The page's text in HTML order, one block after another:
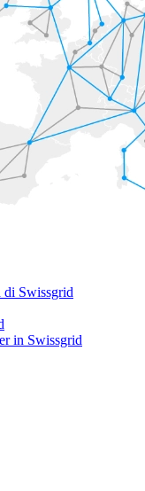
di Swissgrid
in Swissgrid